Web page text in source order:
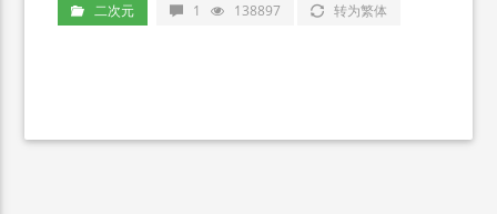
二次元 1 138897 转为繁体